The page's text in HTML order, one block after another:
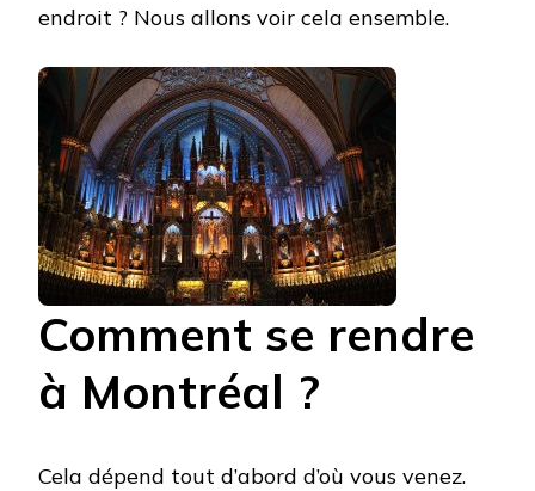
endroit ? Nous allons voir cela ensemble.
Comment se rendre
à Montréal ?
Cela dépend tout d’abord d’où vous venez.